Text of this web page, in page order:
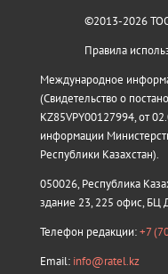
©2013-2026
Правила
Международное
(Свидетельство о
KZ85VPY00127994, от
информации
Республики Казахстан).
050026, Республика
здание 23, 225 офис, БЦ
Телефон редакции:+7
Email: info@ratel.kz